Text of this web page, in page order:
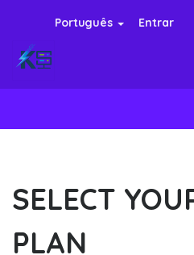
Português Entrar
SELECT
PLAN